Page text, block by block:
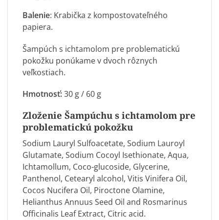
Balenie: Krabička z kompostovateľného
papiera.
Šampúch s ichtamolom pre problematickú
pokožku ponúkame v dvoch rôznych
veľkostiach.
Hmotnosť:30 g / 60 g
Zloženie Šampúchu s ichtamolom pre
problematickú pokožku
Sodium Lauryl Sulfoacetate, Sodium Lauroyl
Glutamate, Sodium Cocoyl Isethionate, Aqua,
Ichtamollum, Coco-glucoside, Glycerine,
Panthenol, Cetearyl alcohol, Vitis Vinifera Oil,
Cocos Nucifera Oil, Piroctone Olamine,
Helianthus Annuus Seed Oil and Rosmarinus
Officinalis Leaf Extract, Citric acid.